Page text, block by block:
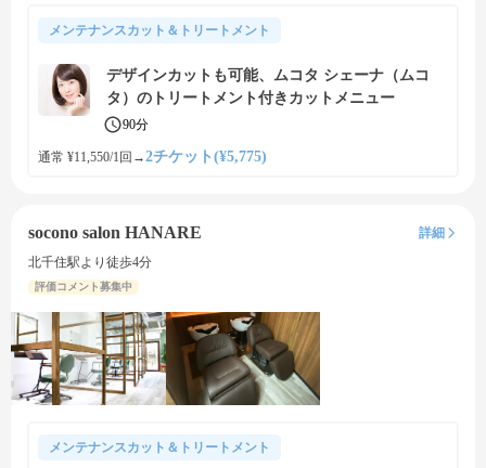
メンテナンスカット＆トリートメント
デザインカットも可能、ムコタ シェーナ（ムコ
タ）のトリートメント付きカットメニュー
90分
通常 ¥11,550/1回 →2チケット(¥5,775)
socono salon HANARE
詳細
北千住駅より徒歩4分
評価コメント募集中
メンテナンスカット＆トリートメント